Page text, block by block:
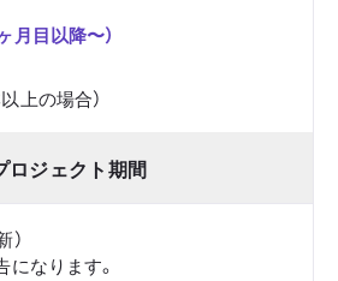
月目以降〜）
上の場合）
ロジェクト期間
なります。